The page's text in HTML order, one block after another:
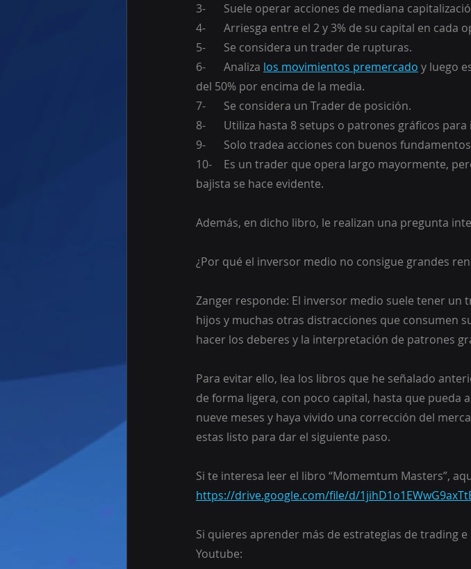
3-	Suele operar acciones de mediana
4-	Arriesga entre el 2 y 3% de su capital en cada
5-	Se considera un trader de rupturas.
6-	Analiza los movimientos premercado y luego
del 50% por encima de la media.
7-	Se considera un Trader de posición.
8-	Utiliza hasta 8 setups o patrones gráficos
9-	Solo tradea acciones con buenos
10-	Es un trader que opera largo mayormente, pero puede ponerse corto cuando la tendencia
bajista se hace evidente.
Además, en dicho libro, le realizan una pregunta
¿Por qué el inversor medio no consigue grandes
Zanger responde: El inversor medio suele tener
hijos y muchas otras distracciones que consumen
hacer los deberes y la interpretación de patrones
Para evitar ello, lea los libros que he señalado
de forma ligera, con poco capital, hasta que pueda
nueve meses y haya vivido una corrección del
estas listo para dar el siguiente paso.
Si te interesa leer el libro “Momemtum Masters”,
https://drive.google.com/file/d/
Si quieres aprender más de estrategias de trading
Youtube: